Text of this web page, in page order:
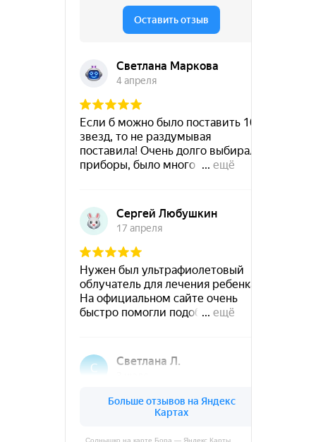
Солнышко на карте Бора — Яндекс Карты